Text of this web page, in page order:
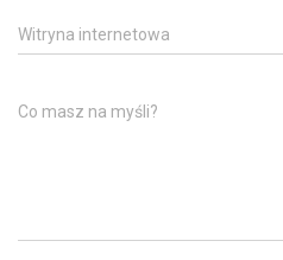
Witryna internetowa
Co masz na myśli?